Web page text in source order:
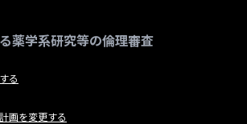
薬学系研究等の倫理審査
る
画を変更する